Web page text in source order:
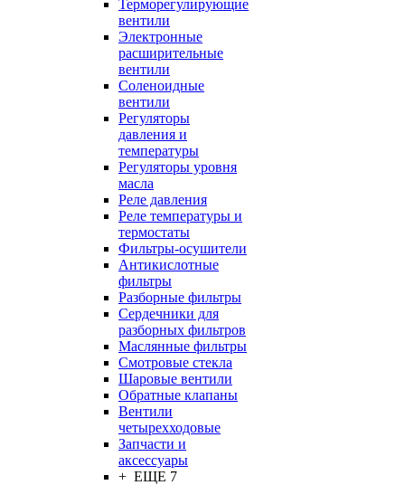
Терморегулирующие
вентили
Электронные
расширительные
вентили
Соленоидные
вентили
Регуляторы
давления и
температуры
Регуляторы уровня
масла
Реле давления
Реле температуры и
термостаты
Фильтры-осушители
Антикислотные
фильтры
Разборные фильтры
Сердечники для
разборных фильтров
Маслянные фильтры
Смотровые стекла
Шаровые вентили
Обратные клапаны
Вентили
четырехходовые
Запчасти и
аксессуары
+ ЕЩЕ 7